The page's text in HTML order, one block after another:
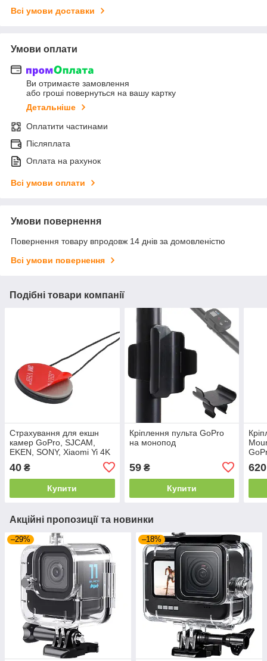
Всі умови доставки
Умови оплати
Ви отримаєте замовлення
або гроші повернуться на вашу картку
Детальніше
Оплатити частинами
Післяплата
Оплата на рахунок
Всі умови оплати
Умови повернення
Повернення товару впродовж 14 днів за домовленістю
Всі умови повернення
Подібні товари компанії
Страхування для екшн
камер GoPro, SJCAM,
EKEN, SONY, Xiaomi Yi 4K
40 ₴
Купити
Кріплення пульта GoPro
на монопод
59₴
Купити
620
Акційні пропозиції та новинки
–29% –18%